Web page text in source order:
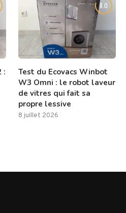
:
8.0
Test du Ecovacs Winbot
W3 Omni : le robot laveur
de vitres qui fait sa
propre lessive
8 juillet 2026